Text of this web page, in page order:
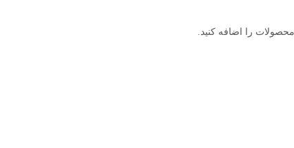
را اضافه کنید.